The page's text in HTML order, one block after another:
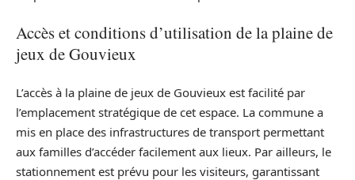
Accès et conditions d’utilisation de la plaine de
jeux de Gouvieux
L’accès à la plaine de jeux de Gouvieux est facilité par
l’emplacement stratégique de cet espace. La commune a
mis en place des infrastructures de transport permettant
aux familles d’accéder facilement aux lieux. Par ailleurs, le
stationnement est prévu pour les visiteurs, garantissant